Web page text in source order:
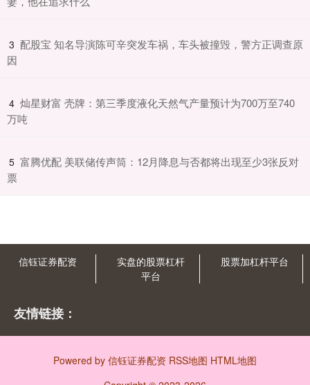
3 ​配股宝 知名导演陈可辛突发车祸，车头被撞毁，警方正调查原
因
4 ​灿星财富 壳牌：第三季度液化天然气产量预计为700万至740
万吨
5 ​富腾优配 美联储传声筒：12月降息与否都将出现至少3张反对
票
信钰证券配资
实盘的股票杠杆
平台
股票加杠杆平台
友情链接：
Powered by 信钰证券配资 RSS地图 HTML地图